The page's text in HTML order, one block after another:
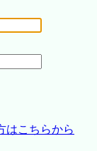
はこちらから